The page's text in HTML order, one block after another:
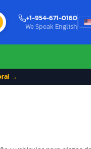
+1-954-671-0160
We Speak English
→